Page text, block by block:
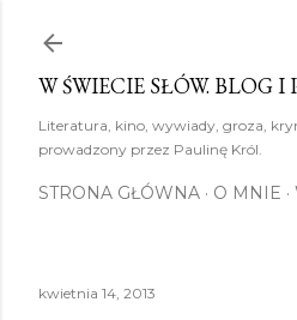
W ŚWIECIE SŁÓW. BLOG I
Literatura, kino, wywiady, groza,
prowadzony przez Paulinę Król.
STRONA GŁÓWNA O MNIE
kwietnia 14, 2013